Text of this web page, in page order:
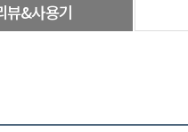
뷰&사용기